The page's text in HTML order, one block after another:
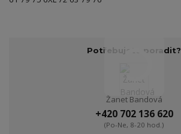
Potřebujete poradit?
Žanet Bandová
+420 702 136 620
(Po-Ne, 8-20 hod.)